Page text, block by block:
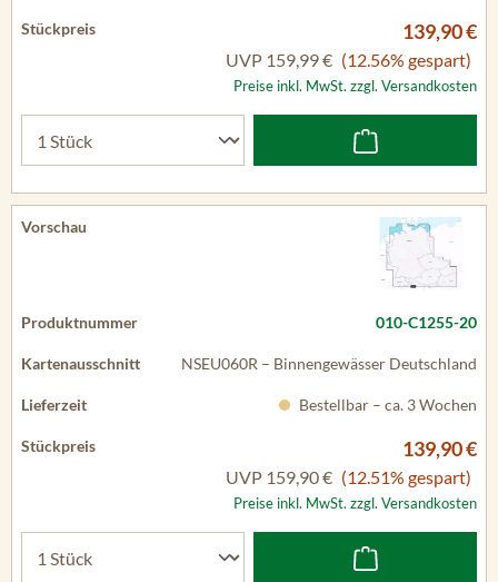
139,90 €
UVP 159,99 € (12.56% gespart)
Preise inkl. MwSt. zzgl. Versandkosten
010-C1255-20
NSEU060R – Binnengewässer Deutschland
Bestellbar – ca. 3 Wochen
139,90 €
UVP 159,90 € (12.51% gespart)
Preise inkl. MwSt. zzgl. Versandkosten